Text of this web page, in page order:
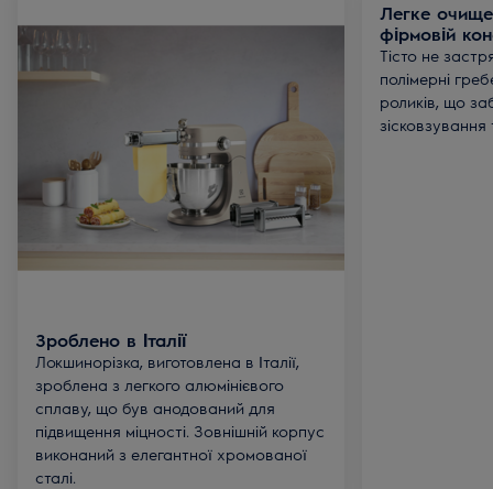
Зроблено в Італії
Локшинорізка, виготовлена в Італії,
зроблена з легкого алюмінієвого
сплаву, що був анодований для
підвищення міцності. Зовнішній корпус
виконаний з елегантної хромованої
сталі.
Легке
фірмовій
Тісто не
полімерні
роликів, що
зісковзування